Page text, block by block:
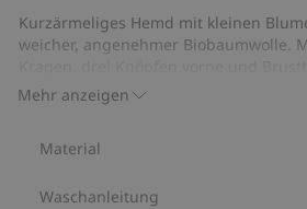
13
Bewertungen
Mehr anzeigen
Kurzärmeliges Hemd mit kleinen
weicher, angenehmer Biobaumwolle.
Modell für Geschwister und Mama
tollen Partnerlook.
Brusttasche.
Aus 100 % Biobaumwolle.
Material
Waschanleitung